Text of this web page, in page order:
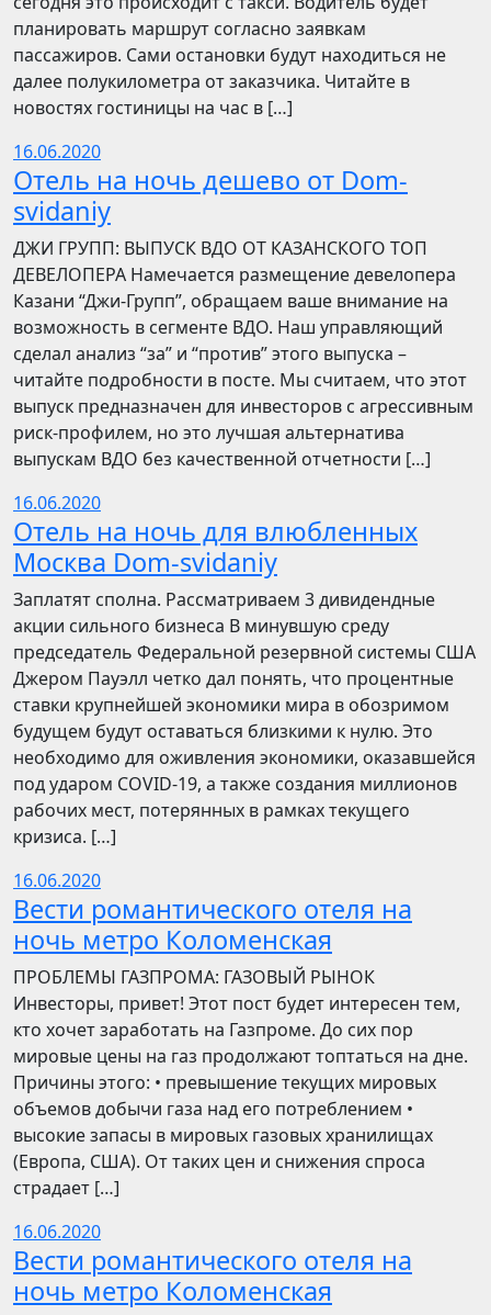
планировать маршрут согласно заявкам
пассажиров. Сами остановки будут находиться не
далее полукилометра от заказчика. Читайте в
новостях гостиницы на час в […]
16.06.2020
Отель на ночь дешево от Dom-
svidaniy
​​ДЖИ ГРУПП: ВЫПУСК ВДО ОТ КАЗАНСКОГО ТОП
ДЕВЕЛОПЕРА Намечается размещение девелопера
Казани “Джи-Групп”, обращаем ваше внимание на
возможность в сегменте ВДО. Наш управляющий
сделал анализ “за” и “против” этого выпуска –
читайте подробности в посте. Мы считаем, что этот
выпуск предназначен для инвесторов с агрессивным
риск-профилем, но это лучшая альтернатива
выпускам ВДО без качественной отчетности […]
16.06.2020
Отель на ночь для влюбленных
Москва Dom-svidaniy
Заплатят сполна. Рассматриваем 3 дивидендные
акции сильного бизнеса В минувшую среду
председатель Федеральной резервной системы США
Джером Пауэлл четко дал понять, что процентные
ставки крупнейшей экономики мира в обозримом
будущем будут оставаться близкими к нулю. Это
необходимо для оживления экономики, оказавшейся
под ударом COVID-19, а также создания миллионов
рабочих мест, потерянных в рамках текущего
кризиса. […]
16.06.2020
Вести романтического отеля на
ночь метро Коломенская
ПРОБЛЕМЫ ГАЗПРОМА: ГАЗОВЫЙ РЫНОК
Инвесторы, привет! Этот пост будет интересен тем,
кто хочет заработать на Газпроме. До сих пор
мировые цены на газ продолжают топтаться на дне.
Причины этого: • превышение текущих мировых
объемов добычи газа над его потреблением •
высокие запасы в мировых газовых хранилищах
(Европа, США). От таких цен и снижения спроса
страдает […]
16.06.2020
Вести романтического отеля на
ночь метро Коломенская